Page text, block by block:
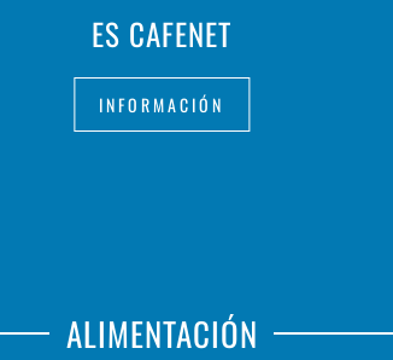
ES CAFENET
INFORMACIÓN
ALIMENTACIÓN